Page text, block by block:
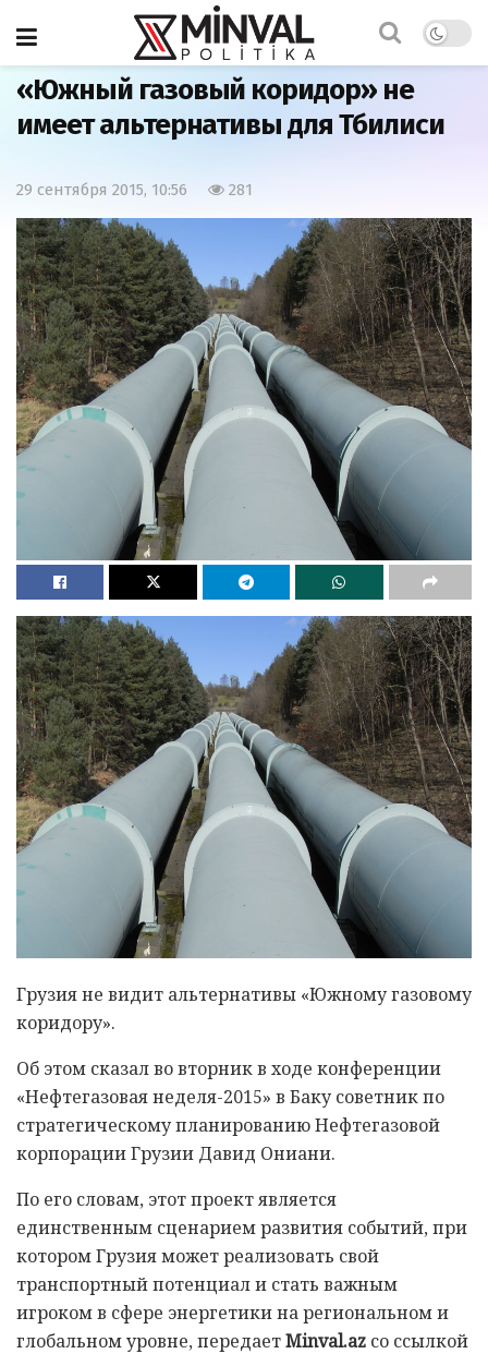
Главная Азербайджан
«Южный газовый коридор» не
имеет альтернативы для Тбилиси
29 сентября 2015, 10:56 281
Грузия не видит альтернативы «Южному газовому
коридору».
Об этом сказал во вторник в ходе конференции
«Нефтегазовая неделя-2015» в Баку советник по
стратегическому планированию Нефтегазовой
корпорации Грузии Давид Ониани.
По его словам, этот проект является
единственным сценарием развития событий, при
котором Грузия может реализовать свой
транспортный потенциал и стать важным
игроком в сфере энергетики на региональном и
глобальном уровне, передаетMinval.az со ссылкой